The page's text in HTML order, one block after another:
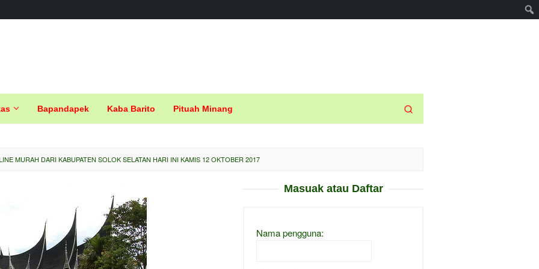
Bapandapek Kaba Barito Pituah Minang
MURAH DARI KABUPATEN SOLOK SELATAN HARI INI KAMIS 12 OKTOBER 2017
Masuak atau Daftar
Nama pengguna: